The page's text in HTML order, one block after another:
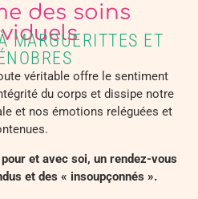
des soins
MARGUERITTES ET
véritable offre le sentiment
du corps et dissipe notre
et nos émotions reléguées et
et avec soi, un rendez-vous
et des « insoupçonnés ».